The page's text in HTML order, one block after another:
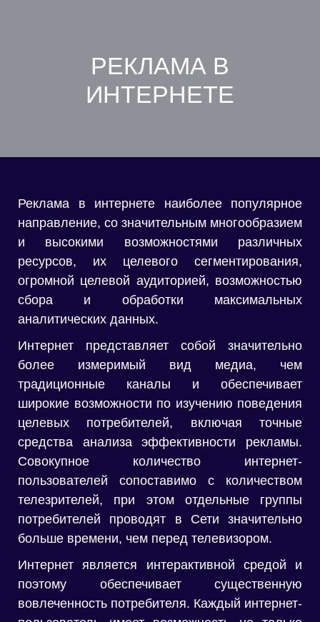
РЕКЛАМА В
ИНТЕРНЕТЕ
Реклама в интернете наиболее популярное
направление, со значительным многообразием
и высокими возможностями различных
ресурсов, их целевого сегментирования,
огромной целевой аудиторией, возможностью
сбора и обработки максимальных
аналитических данных.
Интернет представляет собой значительно
более измеримый вид медиа, чем
традиционные каналы и обеспечивает
широкие возможности по изучению поведения
целевых потребителей, включая точные
средства анализа эффективности рекламы.
Совокупное количество интернет-
пользователей сопоставимо с количеством
телезрителей, при этом отдельные группы
потребителей проводят в Сети значительно
больше времени, чем перед телевизором.
Интернет является интерактивной средой и
поэтому обеспечивает существенную
вовлеченность потребителя. Каждый интернет-